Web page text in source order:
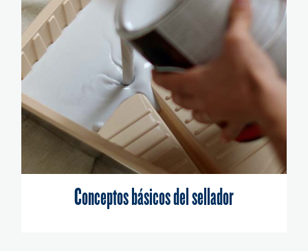
Conceptos básicos del sellador